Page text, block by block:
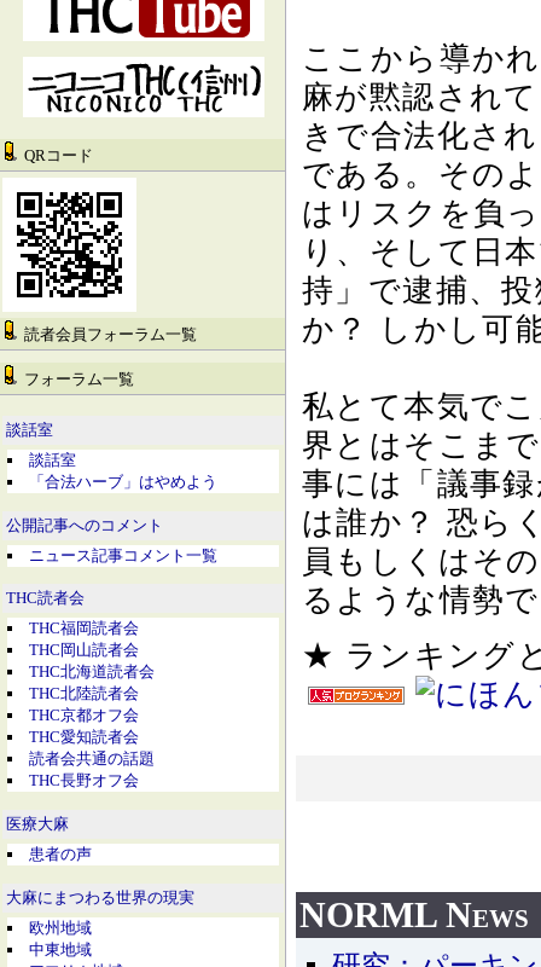
QRコード
読者会員フォーラム一覧
フォーラム一覧
談話室
談話室
「合法ハーブ」はやめよう
公開記事へのコメント
ニュース記事コメント一覧
THC読者会
THC福岡読者会
THC岡山読者会
THC北海道読者会
THC北陸読者会
THC京都オフ会
THC愛知読者会
読者会共通の話題
THC長野オフ会
医療大麻
患者の声
大麻にまつわる世界の現実
欧州地域
中東地域
ここから導か
麻が黙認され
きで合法化さ
である。その
はリスクを負
り、そして日
持」で逮捕、
か？ しかし可
私とて本気で
界とはそこま
事には「議事
は誰か？ 恐ら
員もしくはそ
るような情勢
★ ランキン
NORML News